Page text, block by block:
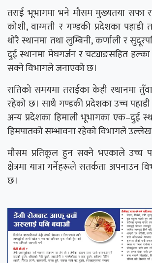
तराई भूभागमा भने मौसम मुख्यतया सफा
कोशी, वाग्मती र गण्डकी प्रदेशका पहाडी
थोरै स्थानमा तथा लुम्बिनी, कर्णाली र
दुई स्थानमा मेघगर्जन र चट्याङसहित हल्का
सक्ने विभागले जनाएको छ।
रातिको समयमा तराईका केही स्थानमा
रहेको छ। साथै गण्डकी प्रदेशका उच्च पहाडी
अन्य प्रदेशका हिमाली भूभागका एक–दुई
हिमपातको सम्भावना रहेको विभागले
मौसम प्रतिकूल हुन सक्ने भएकाले उच्च
क्षेत्रमा यात्रा गर्नेहरूले सतर्कता अपनाउन
छ।